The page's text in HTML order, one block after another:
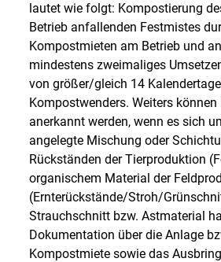
lautet wie folgt: Kompostierung
Betrieb anfallenden Festmistes
Kompostmieten am Betrieb und
mindestens zweimaliges
von größer/​gleich 14
Kompostwenders. Weiters
anerkannt werden, wenn es sich
angelegte Mischung oder
Rückständen der Tierproduktion
organischem Material der
(Ernterückstände/​Stroh/​
Strauchschnitt bzw. Astmaterial
Dokumentation über die Anlage
Kompostmiete sowie das